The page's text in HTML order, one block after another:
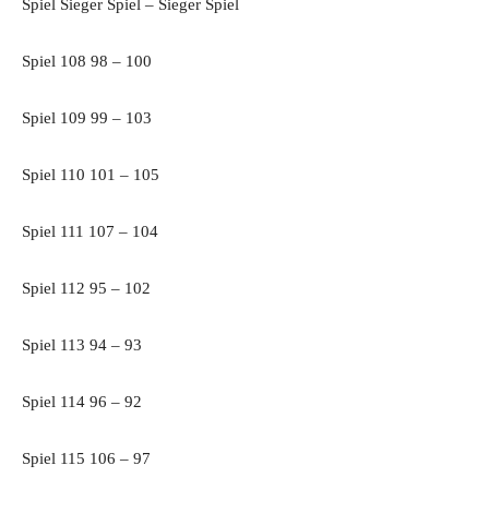
Spiel Sieger Spiel – Sieger Spiel
Spiel 108 98 – 100
Spiel 109 99 – 103
Spiel 110 101 – 105
Spiel 111 107 – 104
Spiel 112 95 – 102
Spiel 113 94 – 93
Spiel 114 96 – 92
Spiel 115 106 – 97